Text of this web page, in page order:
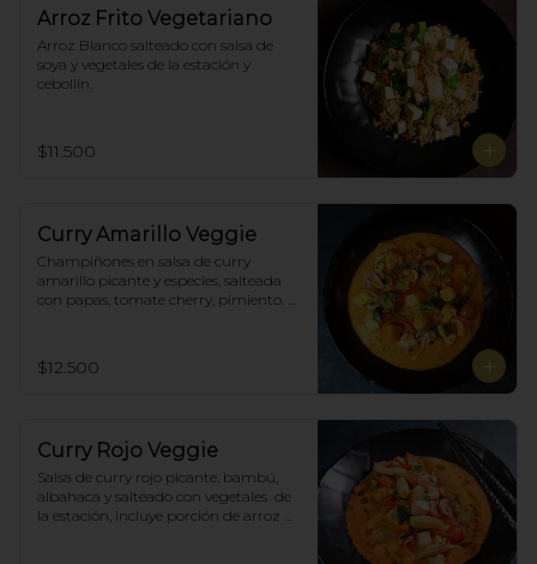
Arroz Frito Vegetariano
Arroz Blanco salteado con salsa de
soya y vegetales de la estación y
cebollín.
$11.500
Curry Amarillo Veggie
Champiñones en salsa de curry
amarillo picante y especies, salteada
con papas, tomate cherry, pimiento.
$12.500
Curry Rojo Veggie
Salsa de curry rojo picante, bambú,
albahaca y salteado con vegetales  de
la estación, incluye porción de arroz